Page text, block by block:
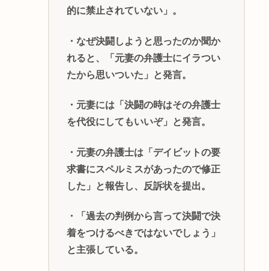
的に禁止されていない」。
・なぜ決闘しようと思ったのか聞か
れると、「元妻の弁護士にイラつい
たから思いついた」と発言。
・元妻には「決闘の時はその弁護士
を代役にしてもいいぞ」と発言。
・元妻の弁護士は「デイビットの要
求書にスペルミスがあったので修正
した」と報告し、反訴状を提出。
・「過去の判例から言って決闘で決
着をつけるべきではないでしょう」
と主張している。